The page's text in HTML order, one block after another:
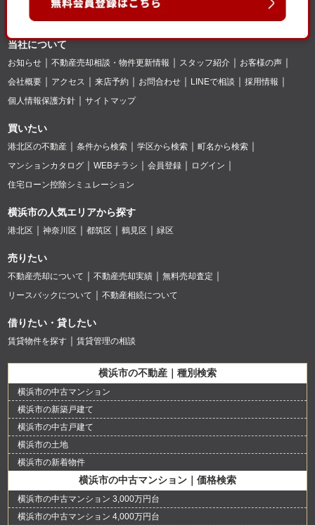
当社について
お知らせ 不動産売却相談・物件更新情報 スタッフ紹介
お客様の声
会社概要
アクセス 来店予約 お問合わせ LINEで相談
採用情報
個人情報保護方針
サイトマップ
買いたい
港北区の不動産 条件から検索 学区から検索
町名から検索
マンションカタログ
WEBチラシ 会員登録
ログイン
住宅ローン控除シミュレーション
横浜市の人気エリアから探す
港北区 神奈川区 都筑区 鶴見区 緑区
売りたい
不動産売却について 不動産売却実績
無料売却査定
リースバックについて
不動産相続について
借りたい・貸したい
賃貸物件を探す 賃貸管理の相談
横浜市の不動産｜種別検索
横浜市の中古マンション
横浜市の新築戸建て
横浜市の中古戸建て
横浜市の土地
横浜市の新着物件
横浜市の中古マンション｜価格検索
横浜市の中古マンション 3,000万円台
横浜市の中古マンション 4,000万円台